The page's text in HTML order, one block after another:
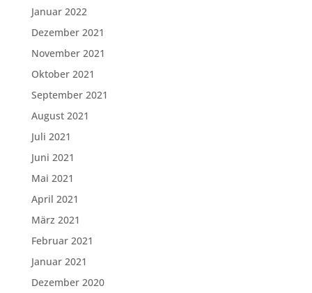
Januar 2022
Dezember 2021
November 2021
Oktober 2021
September 2021
August 2021
Juli 2021
Juni 2021
Mai 2021
April 2021
März 2021
Februar 2021
Januar 2021
Dezember 2020